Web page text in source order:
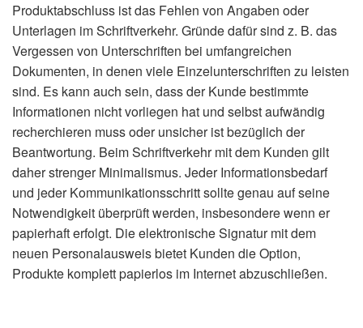
Produktabschluss ist das Fehlen von Angaben oder
Unterlagen im Schriftverkehr. Gründe dafür sind z. B. das
Vergessen von Unterschriften bei umfangreichen
Dokumenten, in denen viele Einzelunterschriften zu leisten
sind. Es kann auch sein, dass der Kunde bestimmte
Informationen nicht vorliegen hat und selbst aufwändig
recherchieren muss oder unsicher ist bezüglich der
Beantwortung. Beim Schriftverkehr mit dem Kunden gilt
daher strenger Minimalismus. Jeder Informationsbedarf
und jeder Kommunikationsschritt sollte genau auf seine
Notwendigkeit überprüft werden, insbesondere wenn er
papierhaft erfolgt. Die elektronische Signatur mit dem
neuen Personalausweis bietet Kunden die Option,
Produkte komplett papierlos im Internet abzuschließen.